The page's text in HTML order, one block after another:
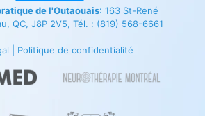
de l'Outaouais: 163 St-René
QC, J8P 2V5, Tél. : (819) 568-6661
Politique de confidentialité